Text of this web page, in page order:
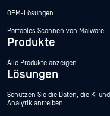
OEM-Lösungen
Portables Scannen von Malware
Produkte
Alle Produkte anzeigen
Lösungen
Schützen Sie die Daten, die KI und
Analytik antreiben